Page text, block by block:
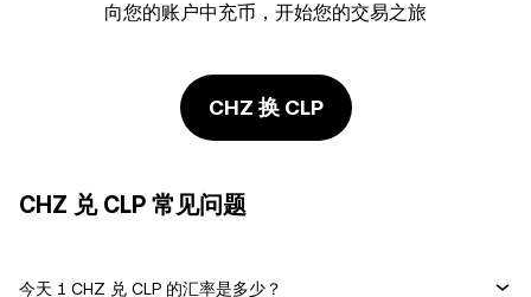
向您的账户中充币，开始您的交易之旅
CHZ 换 CLP
CHZ 兑 CLP 常见问题
今天 1 CHZ 兑 CLP 的汇率是多少？